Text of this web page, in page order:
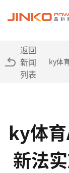
返回
新闻
列表
ky体
ky体
新法